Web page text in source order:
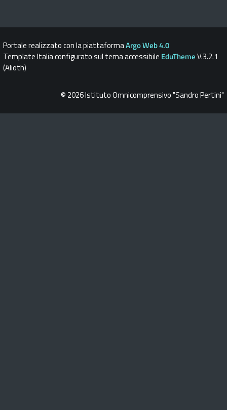
Portale realizzato con la piattaformaArgo Web 4.0
Template Italia configurato sul tema accessibile EduThemeV.3.2.1
(Alioth)
© 2026 Istituto Omnicomprensivo "Sandro Pertini"